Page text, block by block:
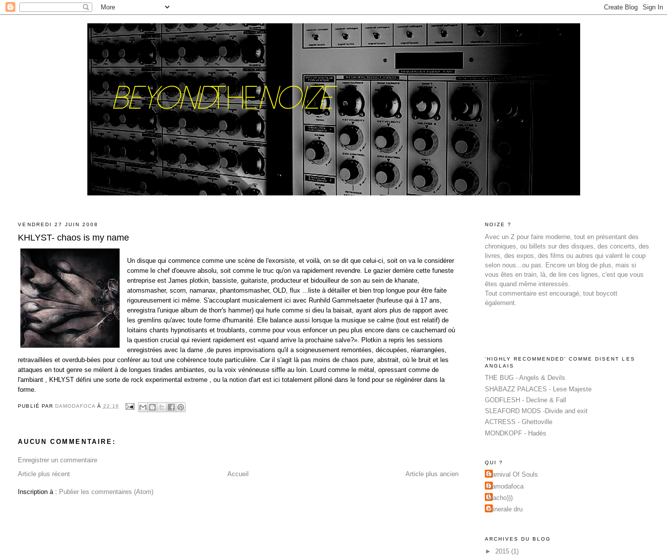
VENDREDI 27 JUIN 2008
KHLYST- chaos is my name
Un disque qui commence comme une scène de l'exorsiste, et voilà, on se dit que celui-ci, soit on va le considérer
comme le chef d'oeuvre absolu, soit comme le truc qu'on va rapidement revendre. Le gazier derrière cette funeste
entreprise est James plotkin, bassiste, guitariste, producteur et bidouilleur de son au sein de khanate,
atomsmasher, scorn, namanax, phantomsmasher, OLD, flux ...liste à détailler et bien trop longue pour être faite
rigoureusement ici même. S'accouplant musicalement ici avec Runhild Gammelsaeter (hurleuse qui à 17 ans,
enregistra l'unique album de thorr's hammer) qui hurle comme si dieu la baisait, ayant alors plus de rapport avec
les gremlins qu'avec toute forme d'humanité. Elle balance aussi lorsque la musique se calme (tout est relatif) de
loitains chants hypnotisants et troublants, comme pour vous enfoncer un peu plus encore dans ce cauchemard où
la question crucial qui revient rapidement est «quand arrive la prochaine salve?». Plotkin a repris les sessions
enregistrées avec la dame ,de pures improvisations qu'il a soigneusement remontées, découpées, réarrangées,
retravaillées et overdub-bées pour conférer au tout une cohérence toute particulière. Car il s'agit là pas moins de chaos pure, abstrait, où le bruit et les
attaques en tout genre se mèlent à de longues tirades ambiantes, ou la voix vénéneuse siffle au loin. Lourd comme le métal, opressant comme de
l'ambiant , KHLYST défini une sorte de rock experimental extreme , ou la notion d'art est ici totalement pilloné dans le fond pour se régénérer dans la
forme.
PUBLIÉ PAR DAMODAFOCA À 22:16
AUCUN COMMENTAIRE:
Enregistrer un commentaire
Article plus récent
Article plus ancien
Accueil
Inscription à : Publier les commentaires (Atom)
NOIZE ?
Avec un Z pour faire moderne, tout en présentant des
chroniques, ou billets sur des disques, des concerts, des
livres, des expos, des films ou autres qui valent le coup
selon nous...ou pas. Encore un blog de plus, mais si
vous êtes en train, là, de lire ces lignes, c'est que vous
êtes quand même interessés.
Tout commentaire est encouragé, tout boycott
également.
'HIGHLY RECOMMENDED' COMME DISENT LES
ANGLAIS
THE BUG - Angels & Devils
SHABAZZ PALACES - Lese Majeste
GODFLESH - Decline & Fall
SLEAFORD MODS -Divide and exit
ACTRESS - Ghettoville
MONDKOPF - Hadès
QUI ?
Carnival Of Souls
Damodafoca
Macho)))
minerale dru
ARCHIVES DU BLOG
► 2015 (1)